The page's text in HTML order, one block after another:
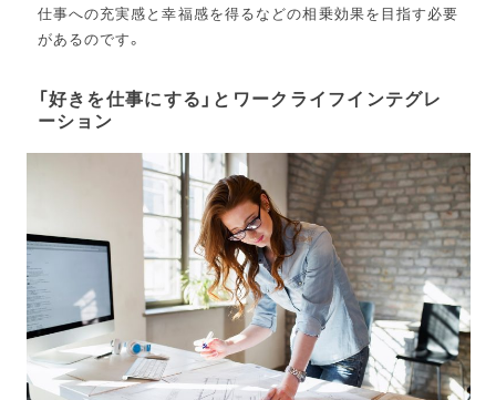
仕事への充実感と幸福感を得るなどの相乗効果を目指す必要
があるのです。
「好きを仕事にする」とワークライフインテグレ
ーション